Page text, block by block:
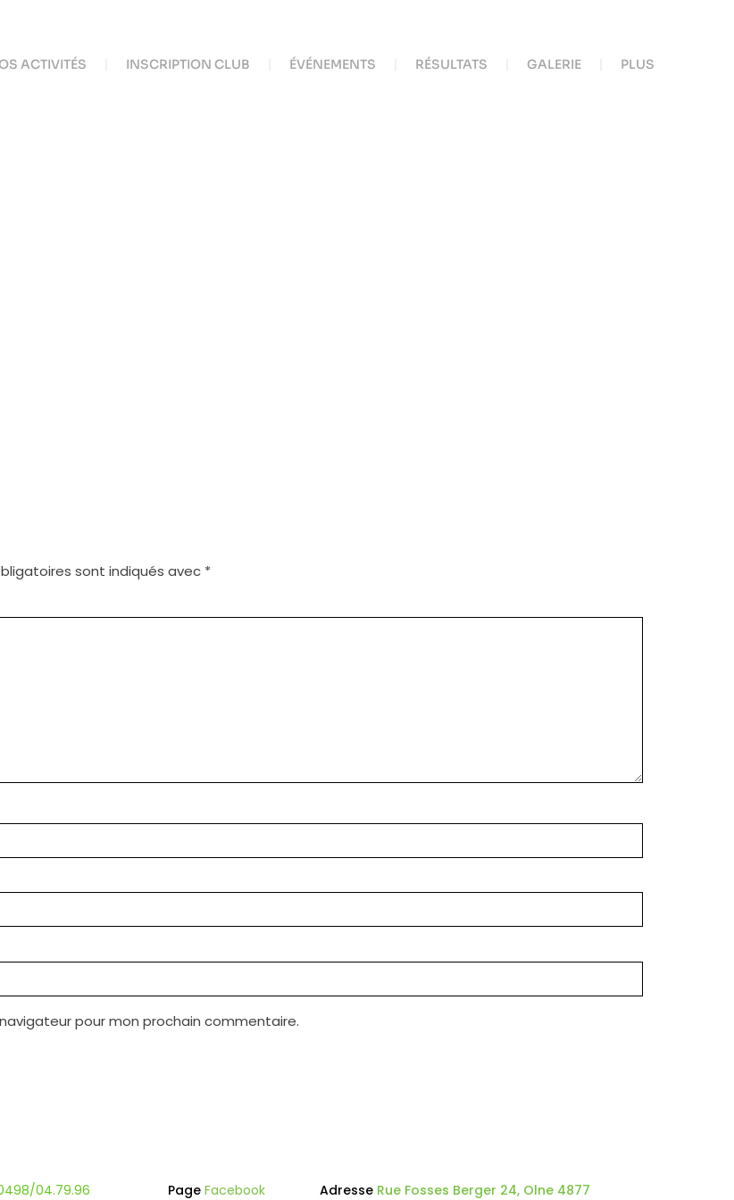
ACTIVITÉS INSCRIPTION CLUB ÉVÉNEMENTS RÉSULTATS GALERIE PLUS
sont indiqués avec *
pour mon prochain commentaire.
04.79.96 Page Facebook Adresse Rue Fosses Berger 24, Olne 4877